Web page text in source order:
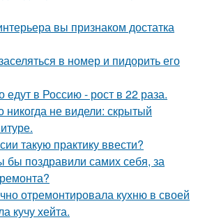
вы признаком достатка
в номер и пидорить его
в Россию - рост в 22 раза.
никогда не видели: скрытый
такую практику ввести?
бы поздравили самих себя, за
отремонтировала кухню в своей
кучу хейта.